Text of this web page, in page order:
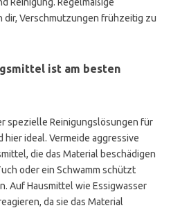
Verschmutzungen frühzeitig zu
ist am besten
spezielle Reinigungslösungen für
hier ideal. Vermeide aggressive
die das Material beschädigen
oder ein Schwamm schützt
Auf Hausmittel wie Essigwasser
da sie das Material